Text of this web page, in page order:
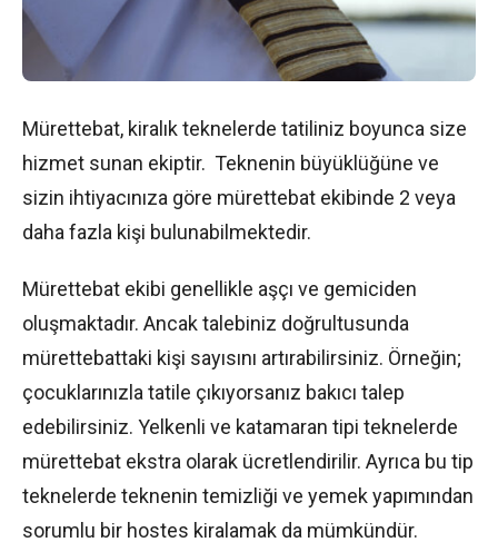
Mürettebat, kiralık teknelerde tatiliniz boyunca size
hizmet sunan ekiptir. Teknenin büyüklüğüne ve
sizin ihtiyacınıza göre mürettebat ekibinde 2 veya
daha fazla kişi bulunabilmektedir.
Mürettebat ekibi genellikle aşçı ve gemiciden
oluşmaktadır. Ancak talebiniz doğrultusunda
mürettebattaki kişi sayısını artırabilirsiniz. Örneğin;
çocuklarınızla tatile çıkıyorsanız bakıcı talep
edebilirsiniz. Yelkenli ve katamaran tipi teknelerde
mürettebat ekstra olarak ücretlendirilir. Ayrıca bu tip
teknelerde teknenin temizliği ve yemek yapımından
sorumlu bir hostes kiralamak da mümkündür.